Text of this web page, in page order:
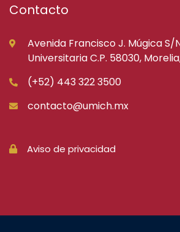
Contacto
Avenida Francisco J. Múgica S/
Universitaria C.P. 58030,
(+52) 443 322 3500
contacto@umich.mx
Aviso de privacidad